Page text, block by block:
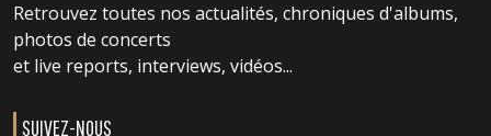
Retrouvez toutes nos actualités, chroniques d'albums,
photos de concerts
et live reports, interviews, vidéos...
SUIVEZ-NOUS